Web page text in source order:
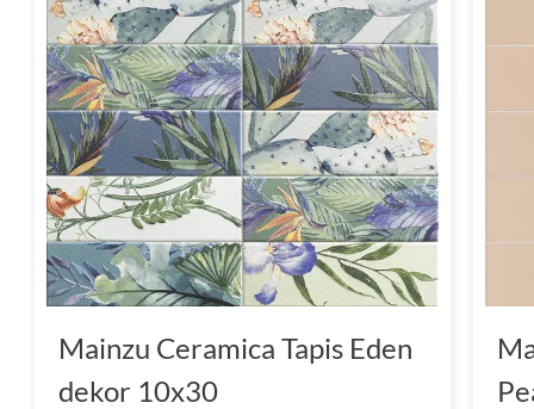
Mainzu Ceramica Tapis Eden
dekor 10x30